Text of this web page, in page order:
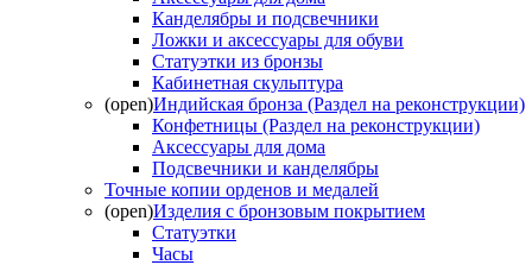
Канделябры и подсвечники
Ложки и аксессуары для обуви
Статуэтки из бронзы
Кабинетная скульптура
(open)Индийская бронза (Раздел на реконструкции)
Конфетницы (Раздел на реконструкции)
Аксессуары для дома
Подсвечники и канделябры
Точные копии орденов и медалей
(open)Изделия с бронзовым покрытием
Статуэтки
Часы